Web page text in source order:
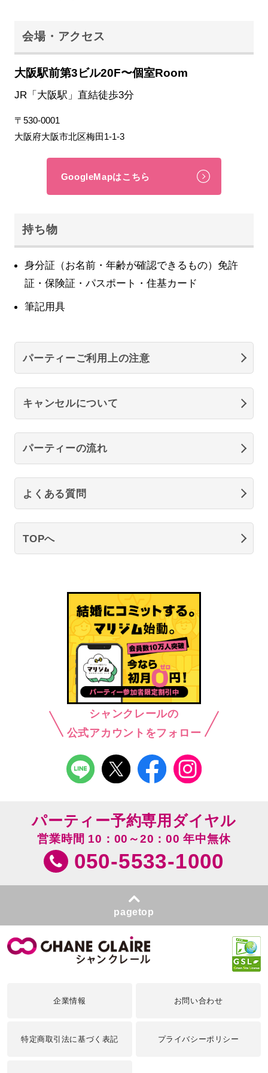
会場・アクセス
大阪駅前第3ビル20F〜個室Room
JR「大阪駅」直結徒歩3分
〒530-0001
大阪府大阪市北区梅田1-1-3
GoogleMapはこちら
持ち物
身分証（お名前・年齢が確認できるもの）免許
証・保険証・パスポート・住基カード
筆記用具
パーティーご利用上の注意
キャンセルについて
パーティーの流れ
よくある質問
TOPへ
シャンクレールの
公式アカウントをフォロー
パーティー予約専用ダイヤル
営業時間 10：00～20：00 年中無休
050-5533-1000
pagetop
企業情報 お問い合わせ
特定商取引法に基づく表記 プライバシーポリシー